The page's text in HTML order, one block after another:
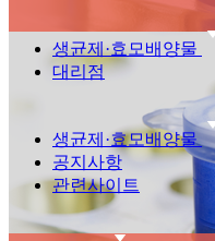
생균제·효모배양물
대리점
생균제·효모배양물
공지사항
관련사이트